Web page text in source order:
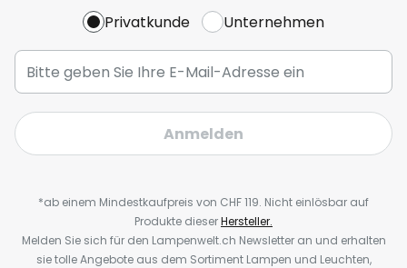
Privatkunde Unternehmen
Anmelden
*ab einem Mindestkaufpreis von CHF 119. Nicht einlösbar auf
Produkte dieserHersteller.
Melden Sie sich für den Lampenwelt.ch Newsletter an und erhalten
sie tolle Angebote aus dem Sortiment Lampen und Leuchten,